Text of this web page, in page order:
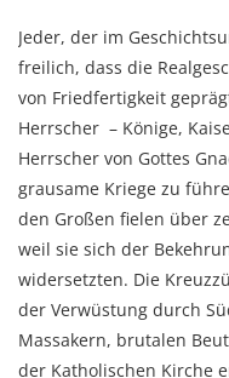
Jeder, der im
freilich, dass die
von Friedfertigkeit
Herrscher – Könige,
Herrscher von Gottes
grausame Kriege zu
den Großen fielen über
weil sie sich der
widersetzten. Die
der Verwüstung durch
Massakern, brutalen
der Katholischen Kirche